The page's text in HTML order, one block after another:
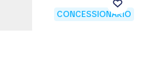
CONCESSIONARIO